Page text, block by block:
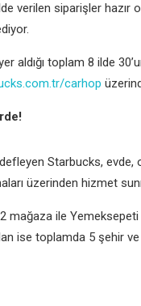
verilen siparişler hazır
aldığı toplam 8 ilde
carhop
Starbucks,
üzerinden hizmet
mağaza ile
ise toplamda 5 şehir